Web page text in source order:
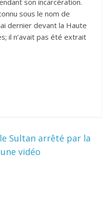
son incarcération.
sous le nom de
dernier devant la Haute
il n’avait pas été extrait
Sultan arrêté par la
vidéo